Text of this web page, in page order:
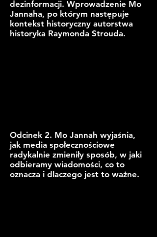
dezinformacji. Wprowadzenie Mo
Jannaha, po którym następuje
kontekst historyczny autorstwa
historyka Raymonda Strouda.
Odcinek 2. Mo Jannah wyjaśnia,
jak media społecznościowe
radykalnie zmieniły sposób, w jaki
odbieramy wiadomości, co to
oznacza i dlaczego jest to ważne.